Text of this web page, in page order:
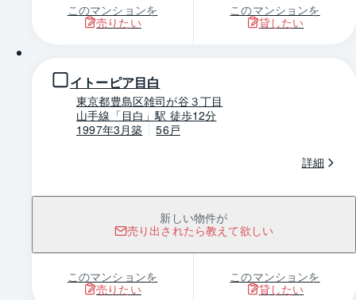
このマンションを
売りたい
このマンションを
貸したい
イトーピア目白
東京都豊島区雑司が谷３丁目
山手線「目白」駅 徒歩12分
1997年3月築
56戸
詳細
新しい物件が
売り出されたら教えて欲しい
このマンションを
売りたい
このマンションを
貸したい